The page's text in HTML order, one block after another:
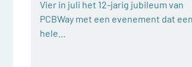
Vier in juli het 12-jarig jubileum van
PCBWay met een evenement dat een
hele…